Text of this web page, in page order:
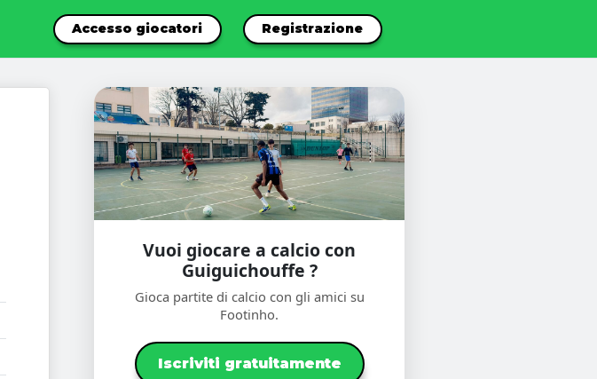
Accesso giocatori Registrazione
Vuoi giocare a calcio con
Guiguichouffe ?
Gioca partite di calcio con gli amici su
Footinho.
Iscriviti gratuitamente